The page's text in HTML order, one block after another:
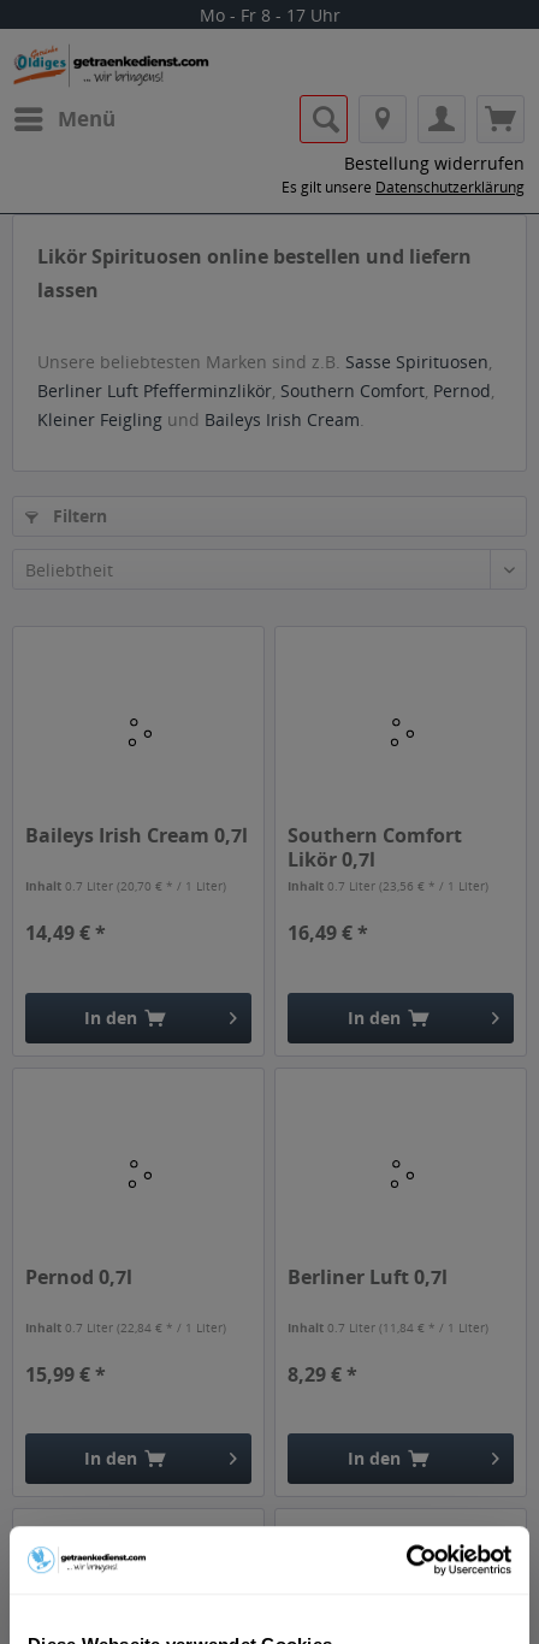
Mo - Fr 8 - 17 Uhr
Menü
Bestellung widerrufen
Es gilt unsere Datenschutzerklärung
Likör Spirituosen online bestellen und liefern
lassen
Unsere beliebtesten Marken sind z.B. Sasse Spirituosen,
Berliner Luft Pfefferminzlikör, Southern Comfort, Pernod,
Kleiner Feigling und Baileys Irish Cream.
Filtern
Baileys Irish Cream 0,7l
Inhalt0.7 Liter(20,70 € * / 1 Liter)
14,49 € *
In den
Southern Comfort
Likör 0,7l
Inhalt0.7 Liter(23,56 € * / 1 Liter)
16,49 € *
In den
Pernod 0,7l
Inhalt0.7 Liter(22,84 € * / 1 Liter)
15,99 € *
In den
Berliner Luft 0,7l
Inhalt0.7 Liter(11,84 € * / 1 Liter)
8,29 € *
In den